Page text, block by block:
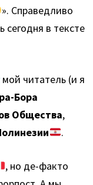
». Справедливо
сегодня в тексте
мой читатель (и я
Бора
Общества,
.
, но де-факто